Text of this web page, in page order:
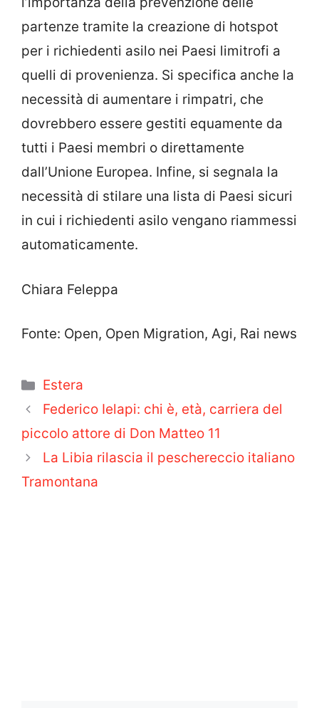
partenze tramite la creazione di hotspot
per i richiedenti asilo nei Paesi limitrofi a
quelli di provenienza. Si specifica anche la
necessità di aumentare i rimpatri, che
dovrebbero essere gestiti equamente da
tutti i Paesi membri o direttamente
dall’Unione Europea. Infine, si segnala la
necessità di stilare una lista di Paesi sicuri
in cui i richiedenti asilo vengano riammessi
automaticamente.
Chiara Feleppa
Fonte: Open, Open Migration, Agi, Rai news
Categorie
Estera
Federico Ielapi: chi è, età, carriera del
piccolo attore di Don Matteo 11
La Libia rilascia il peschereccio italiano
Tramontana